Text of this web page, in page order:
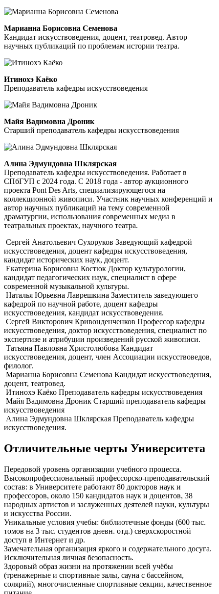
Марианна Борисовна Семенова
Кандидат искусствоведения, доцент, театровед. Автор
научных публикаций по проблемам истории театра.
Итинохэ Каёко
Преподаватель кафедры искусствоведения
Майя Вадимовна Дроник
Старший преподаватель кафедры искусствоведения
Алина Эдмундовна Шклярская
Преподаватель кафедры искусствоведения. Работает в
СПбГУП с 2024 года. С 2018 года - автор аукционного
проекта Pont Des Arts, специализирующегося на
коллекционной живописи. Участник научных конференций и
автор научных публикаций на тему современной
драматургии, использования современных медиа в
театральных проектах, научного театра.
Сергей Анатольевич Сухоруков Заведующий кафедрой
искусствоведения, доцент кафедры искусствоведения,
кандидат исторических наук, доцент.
Екатерина Борисовна Костюк Доктор культурологии,
кандидат педагогических наук, специалист в сфере
современной музыкальной культуры.
Наталья Юрьевна Лаврешкина Заместитель заведующего
кафедрой по научной работе, доцент кафедры
искусствоведения, кандидат искусствоведения.
Сергей Викторович Кривонденченков Профессор кафедры
искусствоведения, доктор искусствоведения, специалист по
экспертизе и атрибуции произведений русской живописи.
Татьяна Павловна Христолюбова Кандидат
искусствоведения, доцент, член Ассоциации искусствоведов,
филолог.
Марианна Борисовна Семенова Кандидат искусствоведения,
доцент, театровед.
Итинохэ Каёко Преподаватель кафедры искусствоведения
Майя Вадимовна Дроник Старший преподаватель кафедры
искусствоведения
Алина Эдмундовна Шклярская Преподаватель кафедры
искусствоведения.
Отличительные черты Университета
Передовой уровень организации учебного процесса.
Высокопрофессиональный профессорско-преподавательский
состав: в Университете работают 80 докторов наук и
профессоров, около 150 кандидатов наук и доцентов, 38
народных артистов и заслуженных деятелей науки, культуры
и искусства России.
Уникальные условия учебы: библиотечные фонды (600 тыс.
томов на 3 тыс. студентов дневн. отд.) сверхскоростной
доступ в Интернет и др.
Замечательная организация яркого и содержательного досуга.
Исключительная личная безопасность.
Здоровый образ жизни на протяжении всей учёбы
(тренажерные и спортивные залы, сауна с бассейном,
солярий), многочисленные спортивные секции, качественное